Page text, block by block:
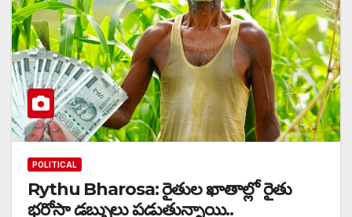
POLITICAL
Rythu Bharosa: రైతుల ఖాతాల్లో రైతు
భరోసా డబ్బులు పడుతున్నాయి..